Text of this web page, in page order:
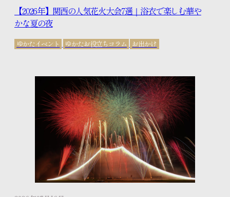
【2026年】関西の人気花火大会7選｜浴衣で楽しむ華や
かな夏の夜
ゆかたイベント ゆかたお役立ちコラム お出かけ